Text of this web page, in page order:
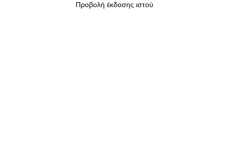
Προβολή έκδοσης ιστού